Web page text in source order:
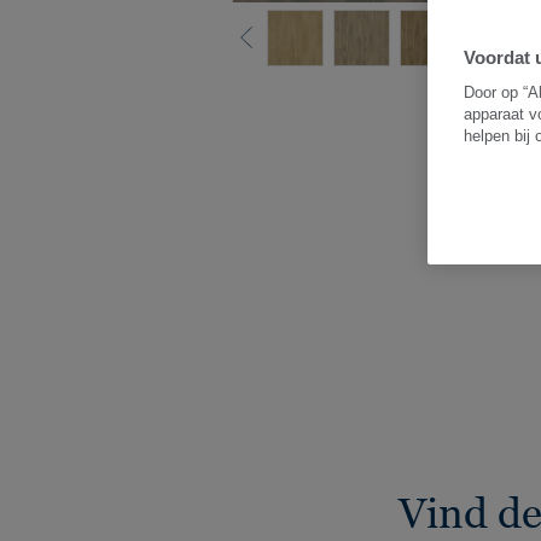
Vind
Voordat
Door op
apparaat
helpen bij